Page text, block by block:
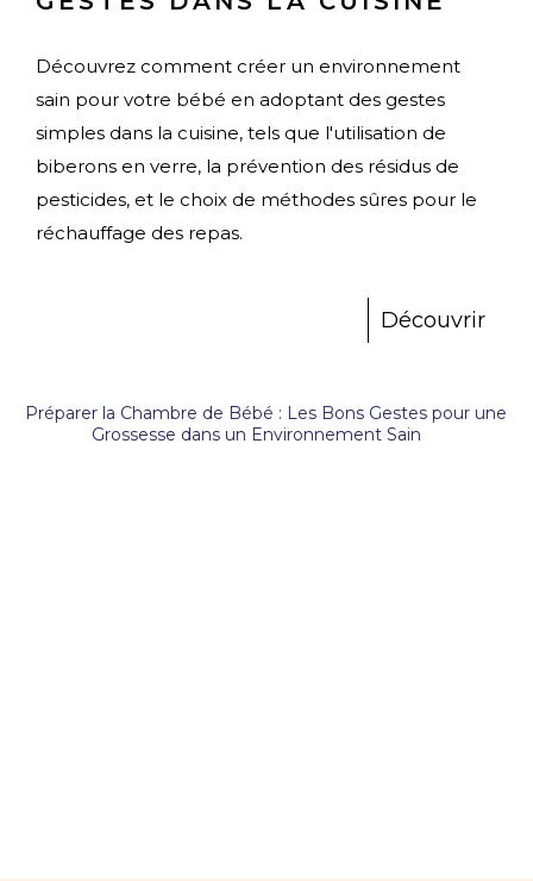
Découvrez comment créer un environnement
sain pour votre bébé en adoptant des gestes
simples dans la cuisine, tels que l'utilisation de
biberons en verre, la prévention des résidus de
pesticides, et le choix de méthodes sûres pour le
réchauffage des repas.
Découvrir